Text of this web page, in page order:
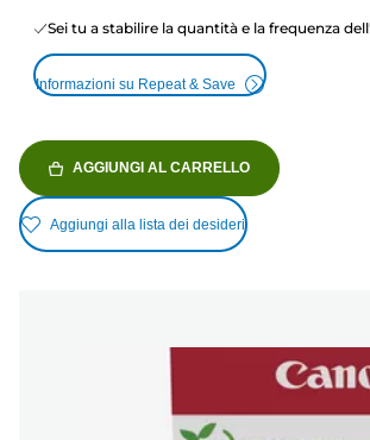
Sei tu a stabilire la quantità e la frequenza
Informazioni su Repeat & Save
AGGIUNGI AL CARRELLO
Aggiungi alla lista dei desideri